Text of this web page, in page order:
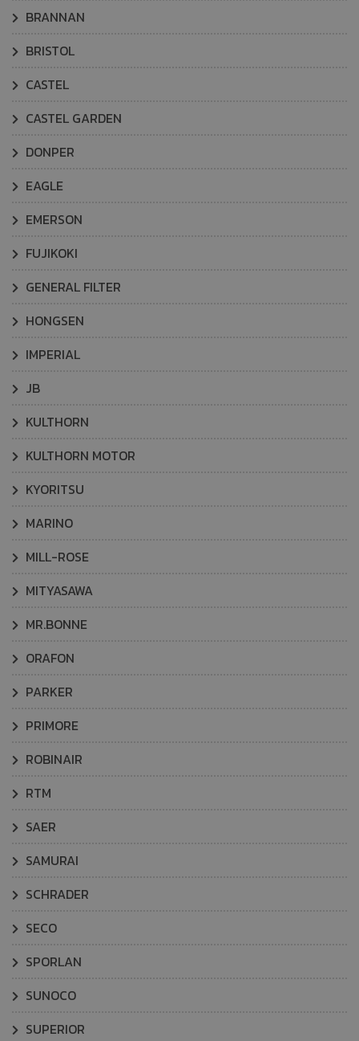
BRANNAN
BRISTOL
CASTEL
CASTEL GARDEN
DONPER
EAGLE
EMERSON
FUJIKOKI
GENERAL FILTER
HONGSEN
IMPERIAL
JB
KULTHORN
KULTHORN MOTOR
KYORITSU
MARINO
MILL-ROSE
MITYASAWA
MR.BONNE
ORAFON
PARKER
PRIMORE
ROBINAIR
RTM
SAER
SAMURAI
SCHRADER
SECO
SPORLAN
SUNOCO
SUPERIOR